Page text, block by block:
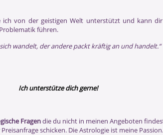
ich von der geistigen Welt unterstützt und kann dir
führen.
wandelt, der andere packt kräftig an und handelt.“
Ich unterstütze dich gerne!
Fragendie du nicht in meinen Angeboten
schicken. Die Astrologie ist meine Passion.